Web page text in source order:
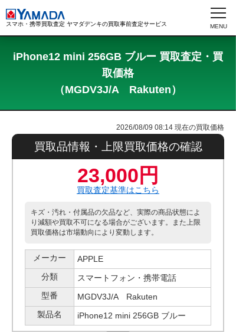
スマホ・携帯買取査定 ヤマダデンキの買取事前査定サービス
iPhone12 mini 256GB ブルー 買取査定・買
取価格
（MGDV3J/A Rakuten）
2026/08/09 08:14 現在の買取価格
買取品情報・上限買取価格の確認
23,000円
買取査定基準はこちら
キズ・汚れ・付属品の欠品など、実際の商品状態によ
り減額や買取不可になる場合がございます。また上限
買取価格は市場動向により変動します。
メーカー
APPLE
分類
スマートフォン・携帯電話
型番
MGDV3J/A Rakuten
製品名
iPhone12 mini 256GB ブルー